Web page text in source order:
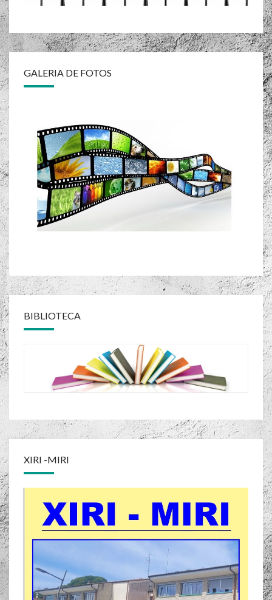
GALERIA DE FOTOS
BIBLIOTECA
XIRI -MIRI